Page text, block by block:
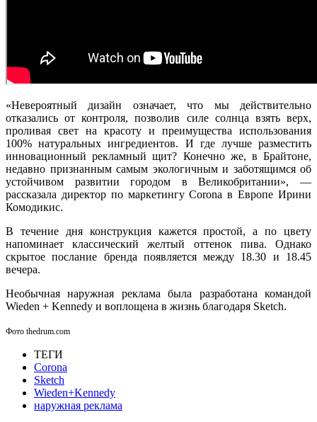
«Невероятный дизайн означает, что мы действительно
отказались от контроля, позволив силе солнца взять верх,
проливая свет на красоту и преимущества использования
100% натуральных ингредиентов. И где лучше разместить
инновационный рекламный щит? Конечно же, в Брайтоне,
недавно признанным самым экологичным и заботящимся об
устойчивом развитии городом в Великобритании», —
рассказала директор по маркетингу Corona в Европе Ирини
Комодикис.
В течение дня конструкция кажется простой, а по цвету
напоминает классический желтый оттенок пива. Однако
скрытое послание бренда появляется между 18.30 и 18.45
вечера.
Необычная наружная реклама была разработана командой
Wieden + Kennedy и воплощена в жизнь благодаря Sketch.
Фото thedrum.com
ТЕГИ
Corona
Sketch
Wieden+Kennedy
наружная реклама